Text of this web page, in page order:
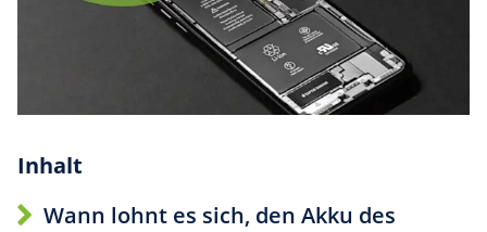
Inhalt
Wann lohnt es sich, den Akku des